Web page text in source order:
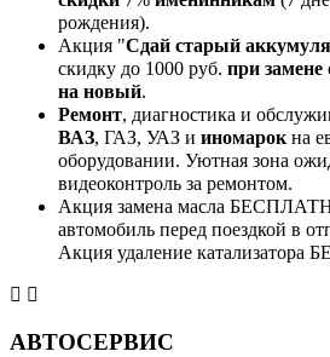
рождения).
Акция "Сдай старый
скидку до 1000 руб. при замене
на новый.
Ремонт, диагностика и
ВАЗ, ГАЗ, УАЗ и иномарокна
оборудовании. Уютная зона
видеоконтроль за ремонтом.
Акция замена масла
автомобиль перед поездкой в
Акция удаление
АВТОСЕРВИС